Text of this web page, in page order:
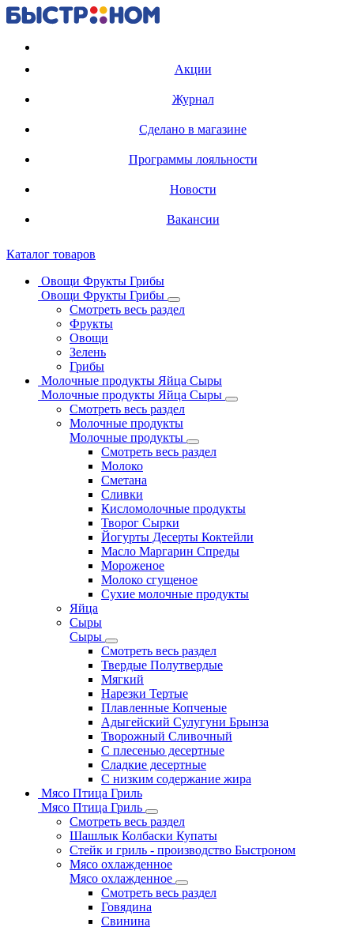
Акции
Журнал
Сделано в магазине
Программы лояльности
Новости
Вакансии
Каталог товаров
Овощи Фрукты Грибы
Овощи Фрукты Грибы
Смотреть весь раздел
Фрукты
Овощи
Зелень
Грибы
Молочные продукты Яйца Сыры
Молочные продукты Яйца Сыры
Смотреть весь раздел
Молочные продукты
Молочные продукты
Смотреть весь раздел
Молоко
Сметана
Сливки
Кисломолочные продукты
Творог Сырки
Йогурты Десерты Коктейли
Масло Маргарин Спреды
Мороженое
Молоко сгущеное
Сухие молочные продукты
Яйца
Сыры
Сыры
Смотреть весь раздел
Твердые Полутвердые
Мягкий
Нарезки Тертые
Плавленные Копченые
Адыгейский Сулугуни Брынза
Творожный Сливочный
С плесенью десертные
Сладкие десертные
С низким содержание жира
Мясо Птица Гриль
Мясо Птица Гриль
Смотреть весь раздел
Шашлык Колбаски Купаты
Стейк и гриль - производство Быстроном
Мясо охлажденное
Мясо охлажденное
Смотреть весь раздел
Говядина
Свинина